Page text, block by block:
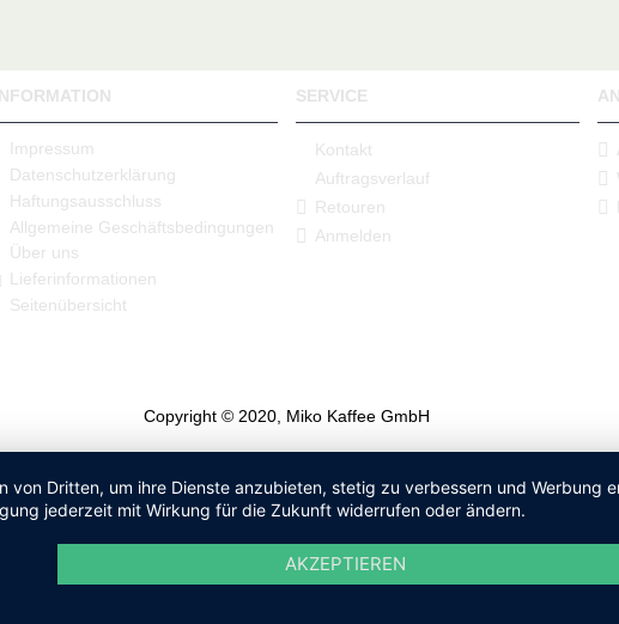
Impressum
Datenschutzerklärung
Haftungsausschluss
Allgemeine Geschäftsbedingungen
Über uns
Lieferinformationen
Seitenübersicht
SERVICE
Kontakt
Auftragsverlauf
Retouren
Anmelden
Copyright © 2020, Miko Kaffee GmbH
von Dritten, um ihre Dienste anzubieten, stetig zu verbessern und
jederzeit mit Wirkung für die Zukunft widerrufen oder ändern.
AKZEPTIEREN